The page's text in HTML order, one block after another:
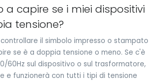
a capire se i miei dispositivi
tensione?
il simbolo impresso o stampato
se è a doppia tensione o meno. Se c'è
60Hz sul dispositivo o sul trasformatore,
e funzionerà con tutti i tipi di tensione